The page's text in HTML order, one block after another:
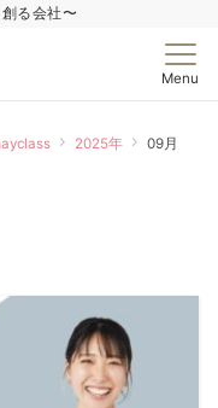
る会社〜
Menu
2025年 09月